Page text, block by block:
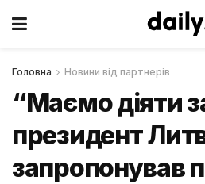
Головна Новини від партнерів
“Маємо діяти
президент
запропонував